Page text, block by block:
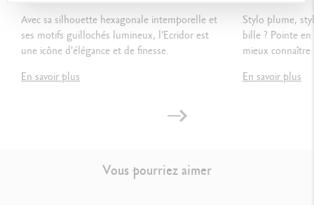
NORMES LÉGALES
Swiss Made
Réf. 4789.580
Avec sa silhouette hexagonale intemporelle et
ses motifs guillochés lumineux, l'Ecridor est
une icône d'élégance et de finesse.
En savoir plus
Stylo plume,
bille ? Pointe
mieux
En savoir plus
Vous pourriez aimer